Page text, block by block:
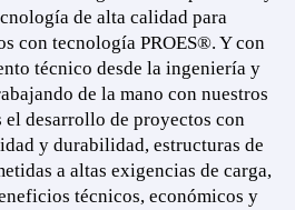
de alta calidad para
con tecnología PROES®. Y con
técnico desde la ingeniería y
de la mano con nuestros
el desarrollo de proyectos con
y durabilidad, estructuras de
a altas exigencias de carga,
técnicos, económicos y